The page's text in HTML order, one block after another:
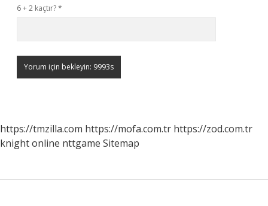
6 + 2 kaçtır?*
https://tmzilla.com https://mofa.com.tr https://zod.com.tr
knight online nttgame Sitemap